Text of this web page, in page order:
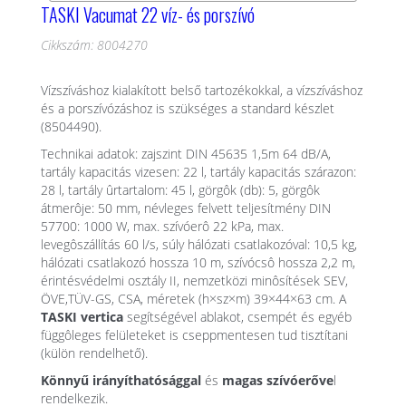
TASKI Vacumat 22 víz- és porszívó
Cikkszám: 8004270
Vízszíváshoz kialakított belső tartozékokkal, a vízszíváshoz
és a porszívózáshoz is szükséges a standard készlet
(8504490).
Technikai adatok: zajszint DIN 45635 1,5m 64 dB/A,
tartály kapacitás vizesen: 22 l, tartály kapacitás szárazon:
28 l, tartály ûrtartalom: 45 l, görgôk (db): 5, görgôk
átmerôje: 50 mm, névleges felvett teljesítmény DIN
57700: 1000 W, max. szívóerô 22 kPa, max.
levegôszállítás 60 l/s, súly hálózati csatlakozóval: 10,5 kg,
hálózati csatlakozó hossza 10 m, szívócsô hossza 2,2 m,
érintésvédelmi osztály II, nemzetközi minôsítések SEV,
ÖVE,TÜV-GS, CSA, méretek (h×sz×m) 39×44×63 cm. A
TASKI vertica segítségével ablakot, csempét és egyéb
függôleges felületeket is cseppmentesen tud tisztítani
(külön rendelhető).
Könnyű irányíthatósággal és magas szívóerővel
rendelkezik.